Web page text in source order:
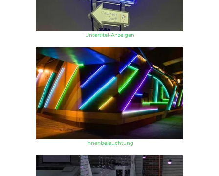
Untertitel-Anzeigen
Innenbeleuchtung